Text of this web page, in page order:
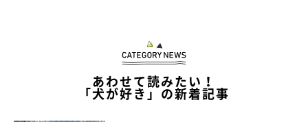
あわせて読みたい！
「犬が好き」の新着記事